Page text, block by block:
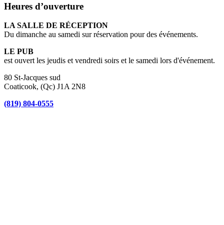
Heures d’ouverture
LA SALLE DE RÉCEPTION
Du dimanche au samedi sur réservation pour des événements.
LE PUB
est ouvert les jeudis et vendredi soirs et le samedi lors d'événement.
80 St-Jacques sud
Coaticook, (Qc) J1A 2N8
(819) 804-0555